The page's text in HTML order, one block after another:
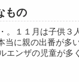
もの
。１１月は子供
当に親の出番が多
エンザの児童が多